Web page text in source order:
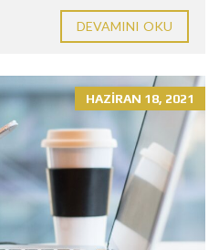
DEVAMINI OKU
HAZIRAN 18, 2021